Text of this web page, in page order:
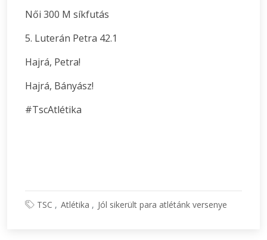
Női 300 M síkfutás
5. Luterán Petra 42.1
Hajrá, Petra!
Hajrá, Bányász!
#TscAtlétika
TSC Atlétika Jól sikerült para atlétánk versenye